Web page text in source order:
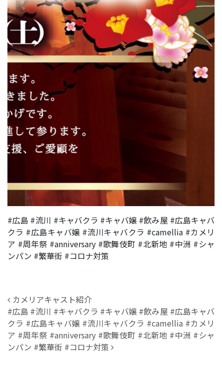
#広島 #流川 #キャバクラ #キャバ嬢 #飲み屋 #広島キャバ
クラ #広島キャバ嬢 #流川キャバクラ #camellia #カメリ
ア #周年祭 #anniversary #歌舞伎町 #北新地 #中洲 #シャ
ンパン #繁華街 #コロナ対策
投稿ナビゲーション
カメリアキャスト紹介
#広島 #流川 #キャバクラ #キャバ嬢 #飲み屋 #広島キャバ
クラ #広島キャバ嬢 #流川キャバクラ #camellia #カメリ
ア #周年祭 #anniversary #歌舞伎町 #北新地 #中洲 #シャ
ンパン #繁華街 #コロナ対策